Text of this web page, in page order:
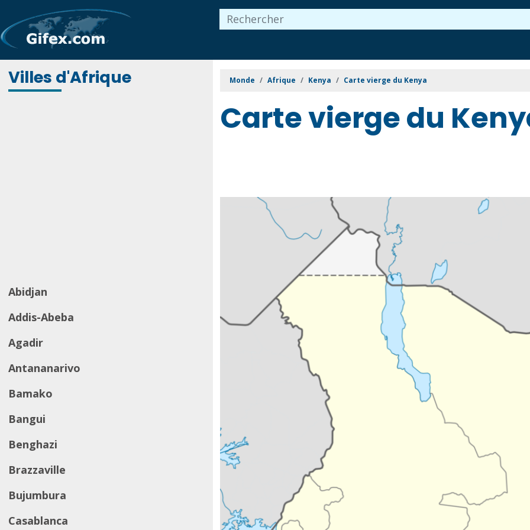
Villes d'Afrique
Abidjan
Addis-Abeba
Agadir
Antananarivo
Bamako
Bangui
Benghazi
Brazzaville
Bujumbura
Casablanca
Monde Afrique Kenya Carte vierge du Kenya
Carte vierge du